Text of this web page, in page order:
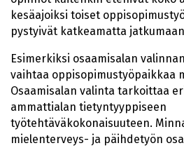
kesäajoiksi toiset
pystyivät katkeamatta
Esimerkiksi osaamisalan
vaihtaa oppisopimustyöpaikkaa
Osaamisalan valinta tarkoittaa
ammattialan tietyntyyppiseen
työtehtäväkokonaisuuteen.
mielenterveys- ja päihdetyön